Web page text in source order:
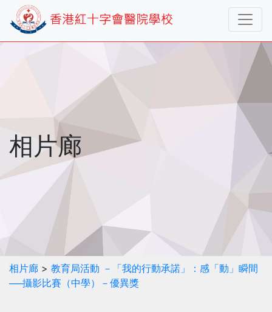
相片廊
相片廊 > 教育局活動 －「我的行動承諾」：感「動」瞬間
──攝影比賽（中學）－優異獎